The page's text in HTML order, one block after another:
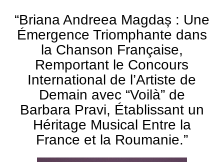
“Briana Andreea Magdaș : Une
Émergence Triomphante dans
la Chanson Française,
Remportant le Concours
International de l’Artiste de
Demain avec “Voilà” de
Barbara Pravi, Établissant un
Héritage Musical Entre la
France et la Roumanie.”